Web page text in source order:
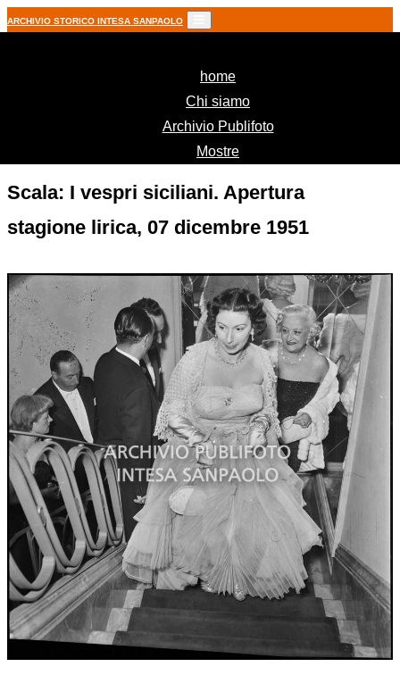
ARCHIVIO STORICO INTESA SANPAOLO
home(current)
Chi siamo
Archivio Publifoto
Mostre
Scala: I vespri siciliani. Apertura
stagione lirica, 07 dicembre 1951